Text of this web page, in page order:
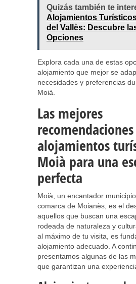
Quizás también te
Alojamientos
del Vallès: Descubre
Opciones
Explora cada una de estas
alojamiento que mejor se
necesidades y preferencias
Moià.
Las mejores
alojamientos
Moià para una
perfecta
Moià, un encantador
comarca de Moianès, es el
aquellos que buscan una
rodeada de naturaleza y
al máximo de tu visita, es
alojamiento adecuado. A
presentamos algunas de las
que garantizan una